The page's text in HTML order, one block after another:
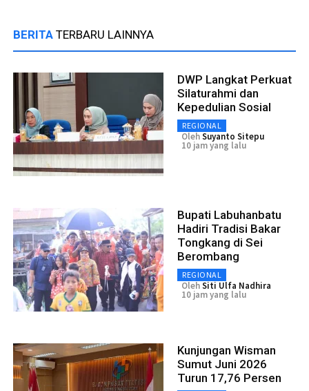
BERITA TERBARU LAINNYA
DWP Langkat Perkuat
Silaturahmi dan
Kepedulian Sosial
REGIONAL
OlehSuyanto Sitepu
10 jam yang lalu
Bupati Labuhanbatu
Hadiri Tradisi Bakar
Tongkang di Sei
Berombang
REGIONAL
OlehSiti Ulfa Nadhira
10 jam yang lalu
Kunjungan Wisman
Sumut Juni 2026
Turun 17,76 Persen